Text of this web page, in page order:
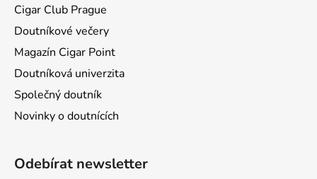
Cigar Club Prague
Doutníkové večery
Magazín Cigar Point
Doutníková univerzita
Společný doutník
Novinky o doutnících
Odebírat newsletter